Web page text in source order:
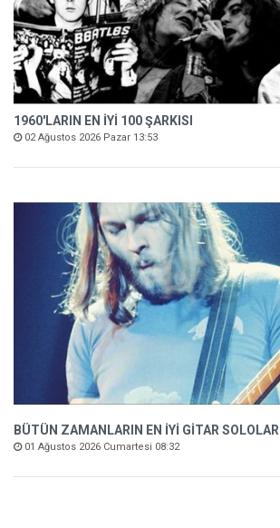
1960'LARIN EN İYİ 100 ŞARKISI
02 Ağustos 2026 Pazar 13:53
BÜTÜN ZAMANLARIN EN İYİ GİTAR SOLOLARI
01 Ağustos 2026 Cumartesi 08:32